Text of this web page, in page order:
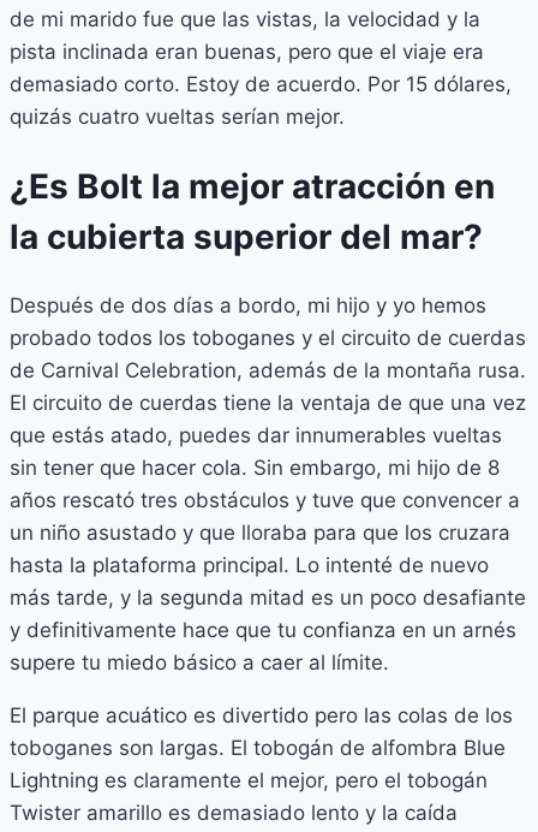
de mi marido fue que las vistas, la velocidad y la
pista inclinada eran buenas, pero que el viaje era
demasiado corto. Estoy de acuerdo. Por 15 dólares,
quizás cuatro vueltas serían mejor.
¿Es Bolt la mejor atracción en
la cubierta superior del mar?
Después de dos días a bordo, mi hijo y yo hemos
probado todos los toboganes y el circuito de cuerdas
de Carnival Celebration, además de la montaña rusa.
El circuito de cuerdas tiene la ventaja de que una vez
que estás atado, puedes dar innumerables vueltas
sin tener que hacer cola. Sin embargo, mi hijo de 8
años rescató tres obstáculos y tuve que convencer a
un niño asustado y que lloraba para que los cruzara
hasta la plataforma principal. Lo intenté de nuevo
más tarde, y la segunda mitad es un poco desafiante
y definitivamente hace que tu confianza en un arnés
supere tu miedo básico a caer al límite.
El parque acuático es divertido pero las colas de los
toboganes son largas. El tobogán de alfombra Blue
Lightning es claramente el mejor, pero el tobogán
Twister amarillo es demasiado lento y la caída